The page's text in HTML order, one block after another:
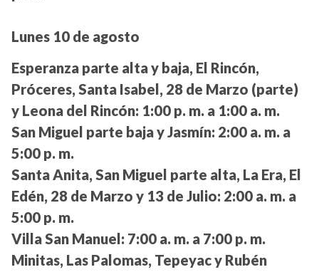
Lunes 10 de agosto
Esperanza parte alta y baja, El Rincón,
Próceres, Santa Isabel, 28 de Marzo (parte)
y Leona del Rincón: 1:00 p. m. a 1:00 a. m.
San Miguel parte baja y Jasmín: 2:00 a. m. a
5:00 p. m.
Santa Anita, San Miguel parte alta, La Era, El
Edén, 28 de Marzo y 13 de Julio: 2:00 a. m. a
5:00 p. m.
Villa San Manuel: 7:00 a. m. a 7:00 p. m.
Minitas, Las Palomas, Tepeyac y Rubén